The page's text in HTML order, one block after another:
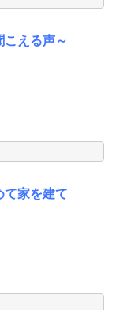
こえる声～
て家を建て